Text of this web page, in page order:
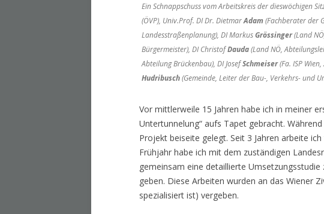
Ein Schnappschuss vom Arbeitskreis der dieswöchigen
(ÖVP), Univ.Prof. DI Dr. DietmarAdam(Fachberater der
Landesstraßenplanung), DI MarkusGrössinger(Land
Bürgermeister), DI ChristofDauda(Land NÖ,
Abteilung Brückenbau), DI JosefSchmeiser(Fa. ISP
Hudribusch(Gemeinde, Leiter der Bau-, Verkehrs- und
Vor mittlerweile 15 Jahren habe ich in meiner
Untertunnelung“ aufs Tapet gebracht.
Projekt beiseite gelegt. Seit 3 Jahren arbeite
Frühjahr habe ich mit dem zuständigen
gemeinsam eine detaillierte
geben. Diese Arbeiten wurden an das Wiener
spezialisiert ist) vergeben.